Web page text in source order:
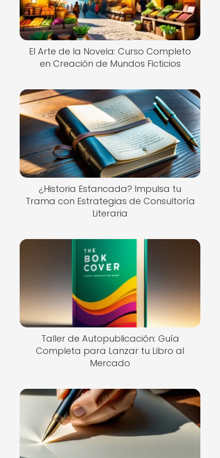
El Arte de la Novela: Curso Completo
en Creación de Mundos Ficticios
¿Historia Estancada? Impulsa tu
Trama con Estrategias de Consultoría
Literaria
Taller de Autopublicación: Guía
Completa para Lanzar tu Libro al
Mercado